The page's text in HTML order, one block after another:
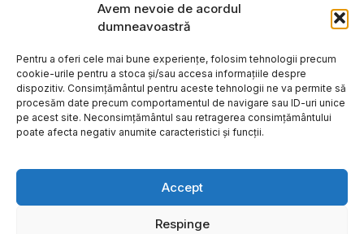
Avem nevoie de acordul
dumneavoastră
Pentru a oferi cele mai bune experiențe, folosim tehnologii precum
cookie-urile pentru a stoca și/sau accesa informațiile despre
dispozitiv. Consimțământul pentru aceste tehnologii ne va permite să
procesăm date precum comportamentul de navigare sau ID-uri unice
pe acest site. Neconsimțământul sau retragerea consimțământului
poate afecta negativ anumite caracteristici și funcții.
Accept
Respinge